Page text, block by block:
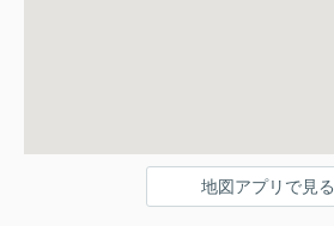
地図アプリで見る